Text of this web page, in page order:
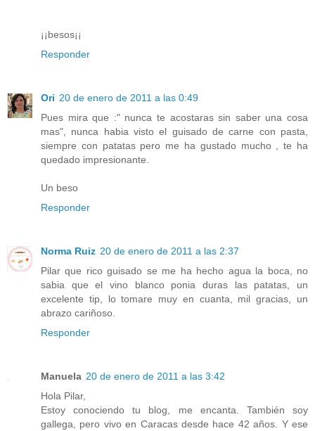
¡¡besos¡¡
Responder
Ori 20 de enero de 2011 a las 0:49
Pues mira que :" nunca te acostaras sin saber una cosa
mas", nunca habia visto el guisado de carne con pasta,
siempre con patatas pero me ha gustado mucho , te ha
quedado impresionante.
Un beso
Responder
Norma Ruiz 20 de enero de 2011 a las 2:37
Pilar que rico guisado se me ha hecho agua la boca, no
sabia que el vino blanco ponia duras las patatas, un
excelente tip, lo tomare muy en cuanta, mil gracias, un
abrazo cariñoso.
Responder
Manuela 20 de enero de 2011 a las 3:42
Hola Pilar,
Estoy conociendo tu blog, me encanta. También soy
gallega, pero vivo en Caracas desde hace 42 años. Y ese